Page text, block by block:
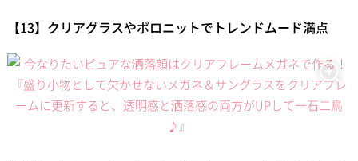
【13】クリアグラスやポロニットでトレンドムード満点